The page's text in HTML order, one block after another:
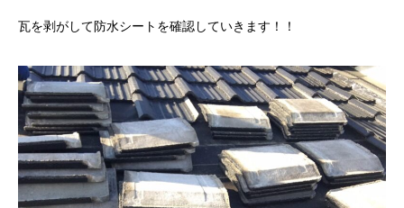
瓦を剥がして防水シートを確認していきます！！